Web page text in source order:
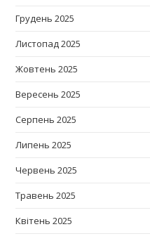
Грудень 2025
Листопад 2025
Жовтень 2025
Вересень 2025
Серпень 2025
Липень 2025
Червень 2025
Травень 2025
Квітень 2025